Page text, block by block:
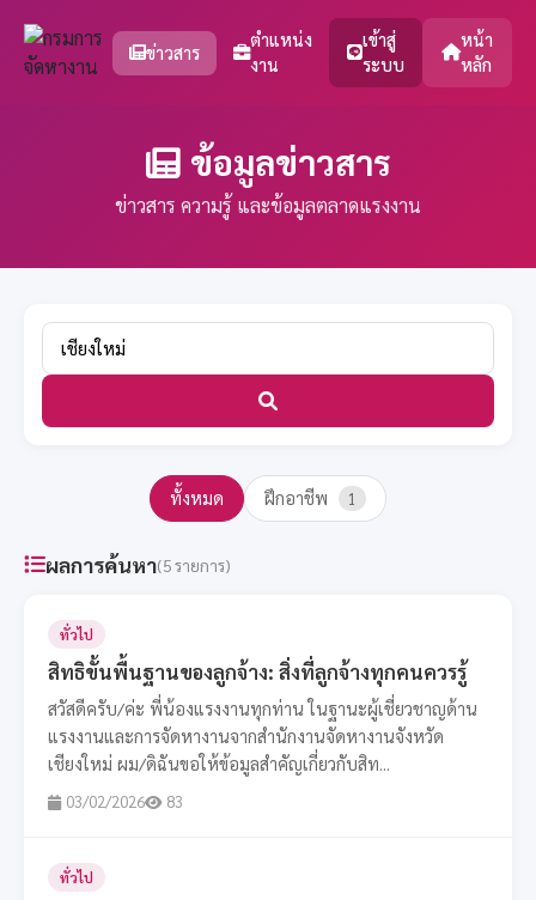
ข่าวสาร
ตำแหน่ง
งาน
เข้าสู่
ระบบ
หน้า
หลัก
ข้อมูลข่าวสาร
ข่าวสาร ความรู้ และข้อมูลตลาดแรงงาน
ทั้งหมด ฝึกอาชีพ 1
ผลการค้นหา(5 รายการ)
ทั่วไป
สิทธิขั้นพื้นฐานของลูกจ้าง: สิ่งที่ลูกจ้างทุกคนควรรู้
สวัสดีครับ/ค่ะ พี่น้องแรงงานทุกท่าน ในฐานะผู้เชี่ยวชาญด้าน
แรงงานและการจัดหางานจากสำนักงานจัดหางานจังหวัด
เชียงใหม่ ผม/ดิฉันขอให้ข้อมูลสำคัญเกี่ยวกับสิท...
03/02/2026 83
ทั่วไป